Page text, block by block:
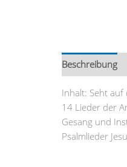
Beschreibung
Inhalt: Seht auf
14 Lieder der
Gesang und
Psalmlieder